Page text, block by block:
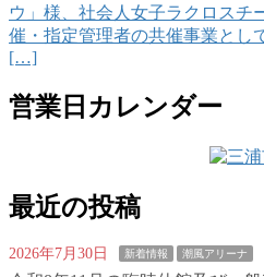
ウ」様、社会人女子ラクロスチ
催・指定管理者の共催事業とし
[…]
営業日カレンダー
最近の投稿
2026年7月30日 新着情報 潮風アリーナ